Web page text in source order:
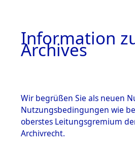
Information
Archives
Wir begrüßen Sie als neuen
Nutzungsbedingungen wie
oberstes Leitungsgremium
Archivrecht.